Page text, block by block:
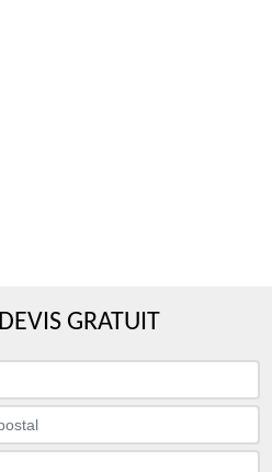
DEVIS GRATUIT